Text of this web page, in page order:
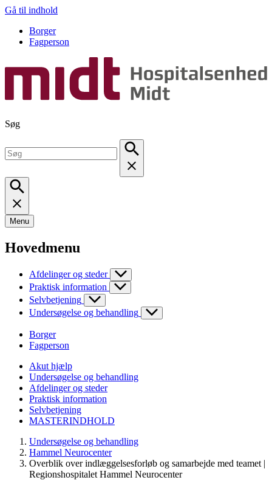
Gå til indhold
Borger
Fagperson
Søg
Menu
Hovedmenu
Afdelinger og steder
Praktisk information
Selvbetjening
Undersøgelse og behandling
Borger
Fagperson
Akut hjælp
Undersøgelse og behandling
Afdelinger og steder
Praktisk information
Selvbetjening
MASTERINDHOLD
Undersøgelse og behandling
Hammel Neurocenter
Overblik over indlæggelsesforløb og samarbejde med teamet |
Regionshospitalet Hammel Neurocenter